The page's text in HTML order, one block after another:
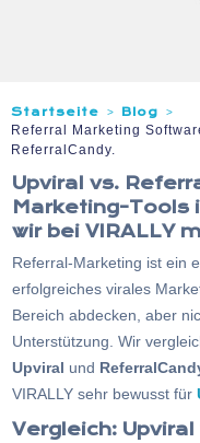
Startseite > Blog >
Referral Marketing
ReferralCandy.
Upviral vs.
Marketing-Tools
wir bei VIRALLY
Referral-Marketing ist ein
erfolgreiches virales
Bereich abdecken, aber
Unterstützung. Wir
Upviral und
VIRALLY sehr bewusst für
Vergleich: